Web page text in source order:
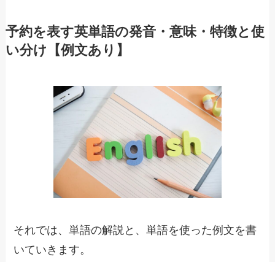
予約を表す英単語の発音・意味・特徴と使
い分け【例文あり】
それでは、単語の解説と、単語を使った例文を書
いていきます。